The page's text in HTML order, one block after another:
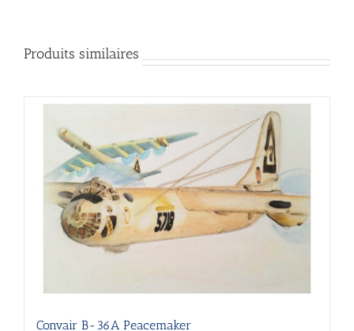
Produits similaires
Convair B-36A Peacemaker